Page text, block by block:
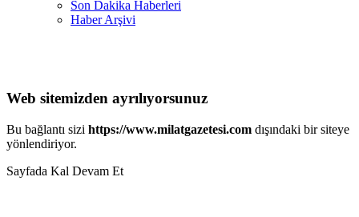
Son Dakika Haberleri
Haber Arşivi
Web sitemizden ayrılıyorsunuz
Bu bağlantı sizi https://www.milatgazetesi.com dışındaki bir siteye
yönlendiriyor.
Sayfada Kal Devam Et